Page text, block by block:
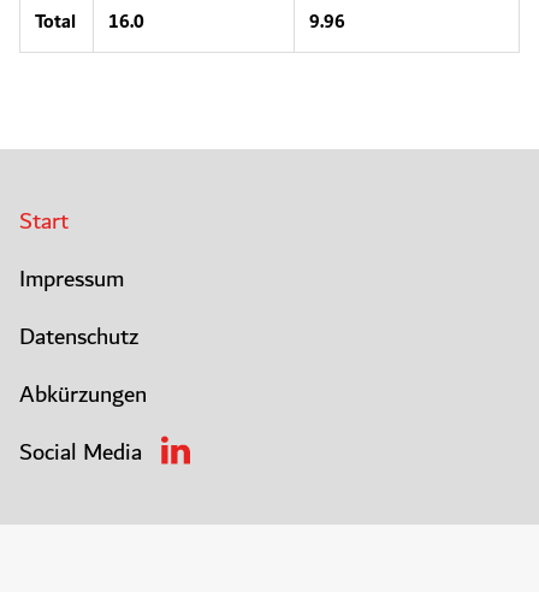
Total 16.0 9.96
Start
Impressum
Datenschutz
Abkürzungen
Social Media